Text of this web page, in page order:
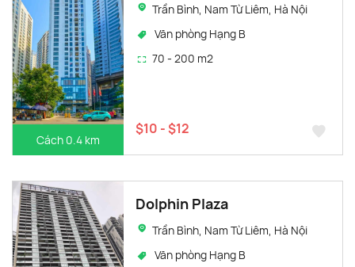
Cách 0.4 km
Trần Bình, Nam Từ Liêm, Hà Nội
Văn phòng Hạng B
70 - 200 m2
$10 - $12
Dolphin Plaza
Trần Bình, Nam Từ Liêm, Hà Nội
Văn phòng Hạng B